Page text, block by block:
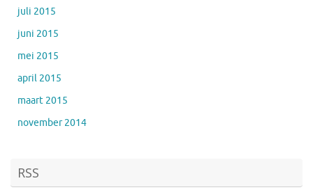
juli 2015
juni 2015
mei 2015
april 2015
maart 2015
november 2014
RSS